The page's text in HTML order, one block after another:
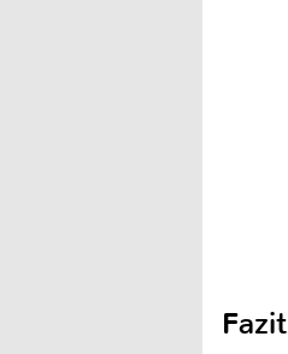
Fazit